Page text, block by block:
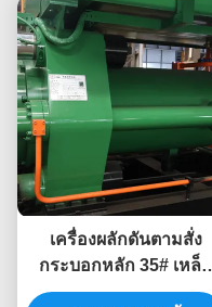
เครื่องผลักดันตามสั่ง
กระบอกหลัก 35# เหล็ก
โกง